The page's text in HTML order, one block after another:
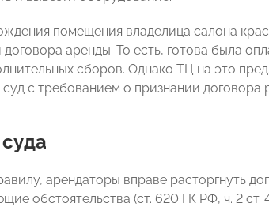
помещения владелица салона
аренды. То есть, готова была
сборов. Однако ТЦ на это
с требованием о признании договора
арендаторы вправе расторгнуть
обстоятельства (ст. 620 ГК РФ, ч. 2